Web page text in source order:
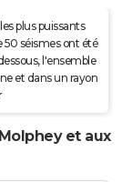
plus puissants
séismes ont été
l'ensemble
et dans un rayon
et aux